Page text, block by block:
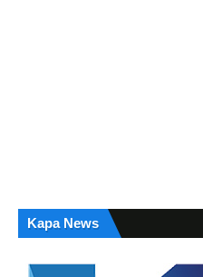
Kapa News